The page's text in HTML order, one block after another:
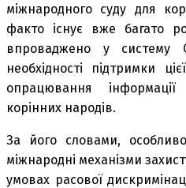
міжнародного суду для
факто існує вже багато
впроваджено у систему
необхідності підтримки
опрацювання
корінних народів.
За його словами,
міжнародні механізми
умовах расової